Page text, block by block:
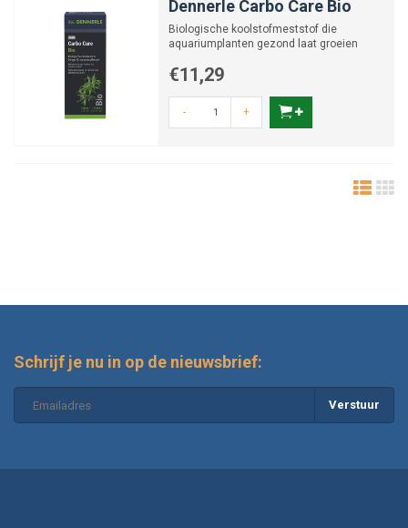
Dennerle Carbo Care Bio
Biologische koolstofmeststof die
aquariumplanten gezond laat groeien
€11,29
- +
Schrijf je nu in op de nieuwsbrief:
Verstuur